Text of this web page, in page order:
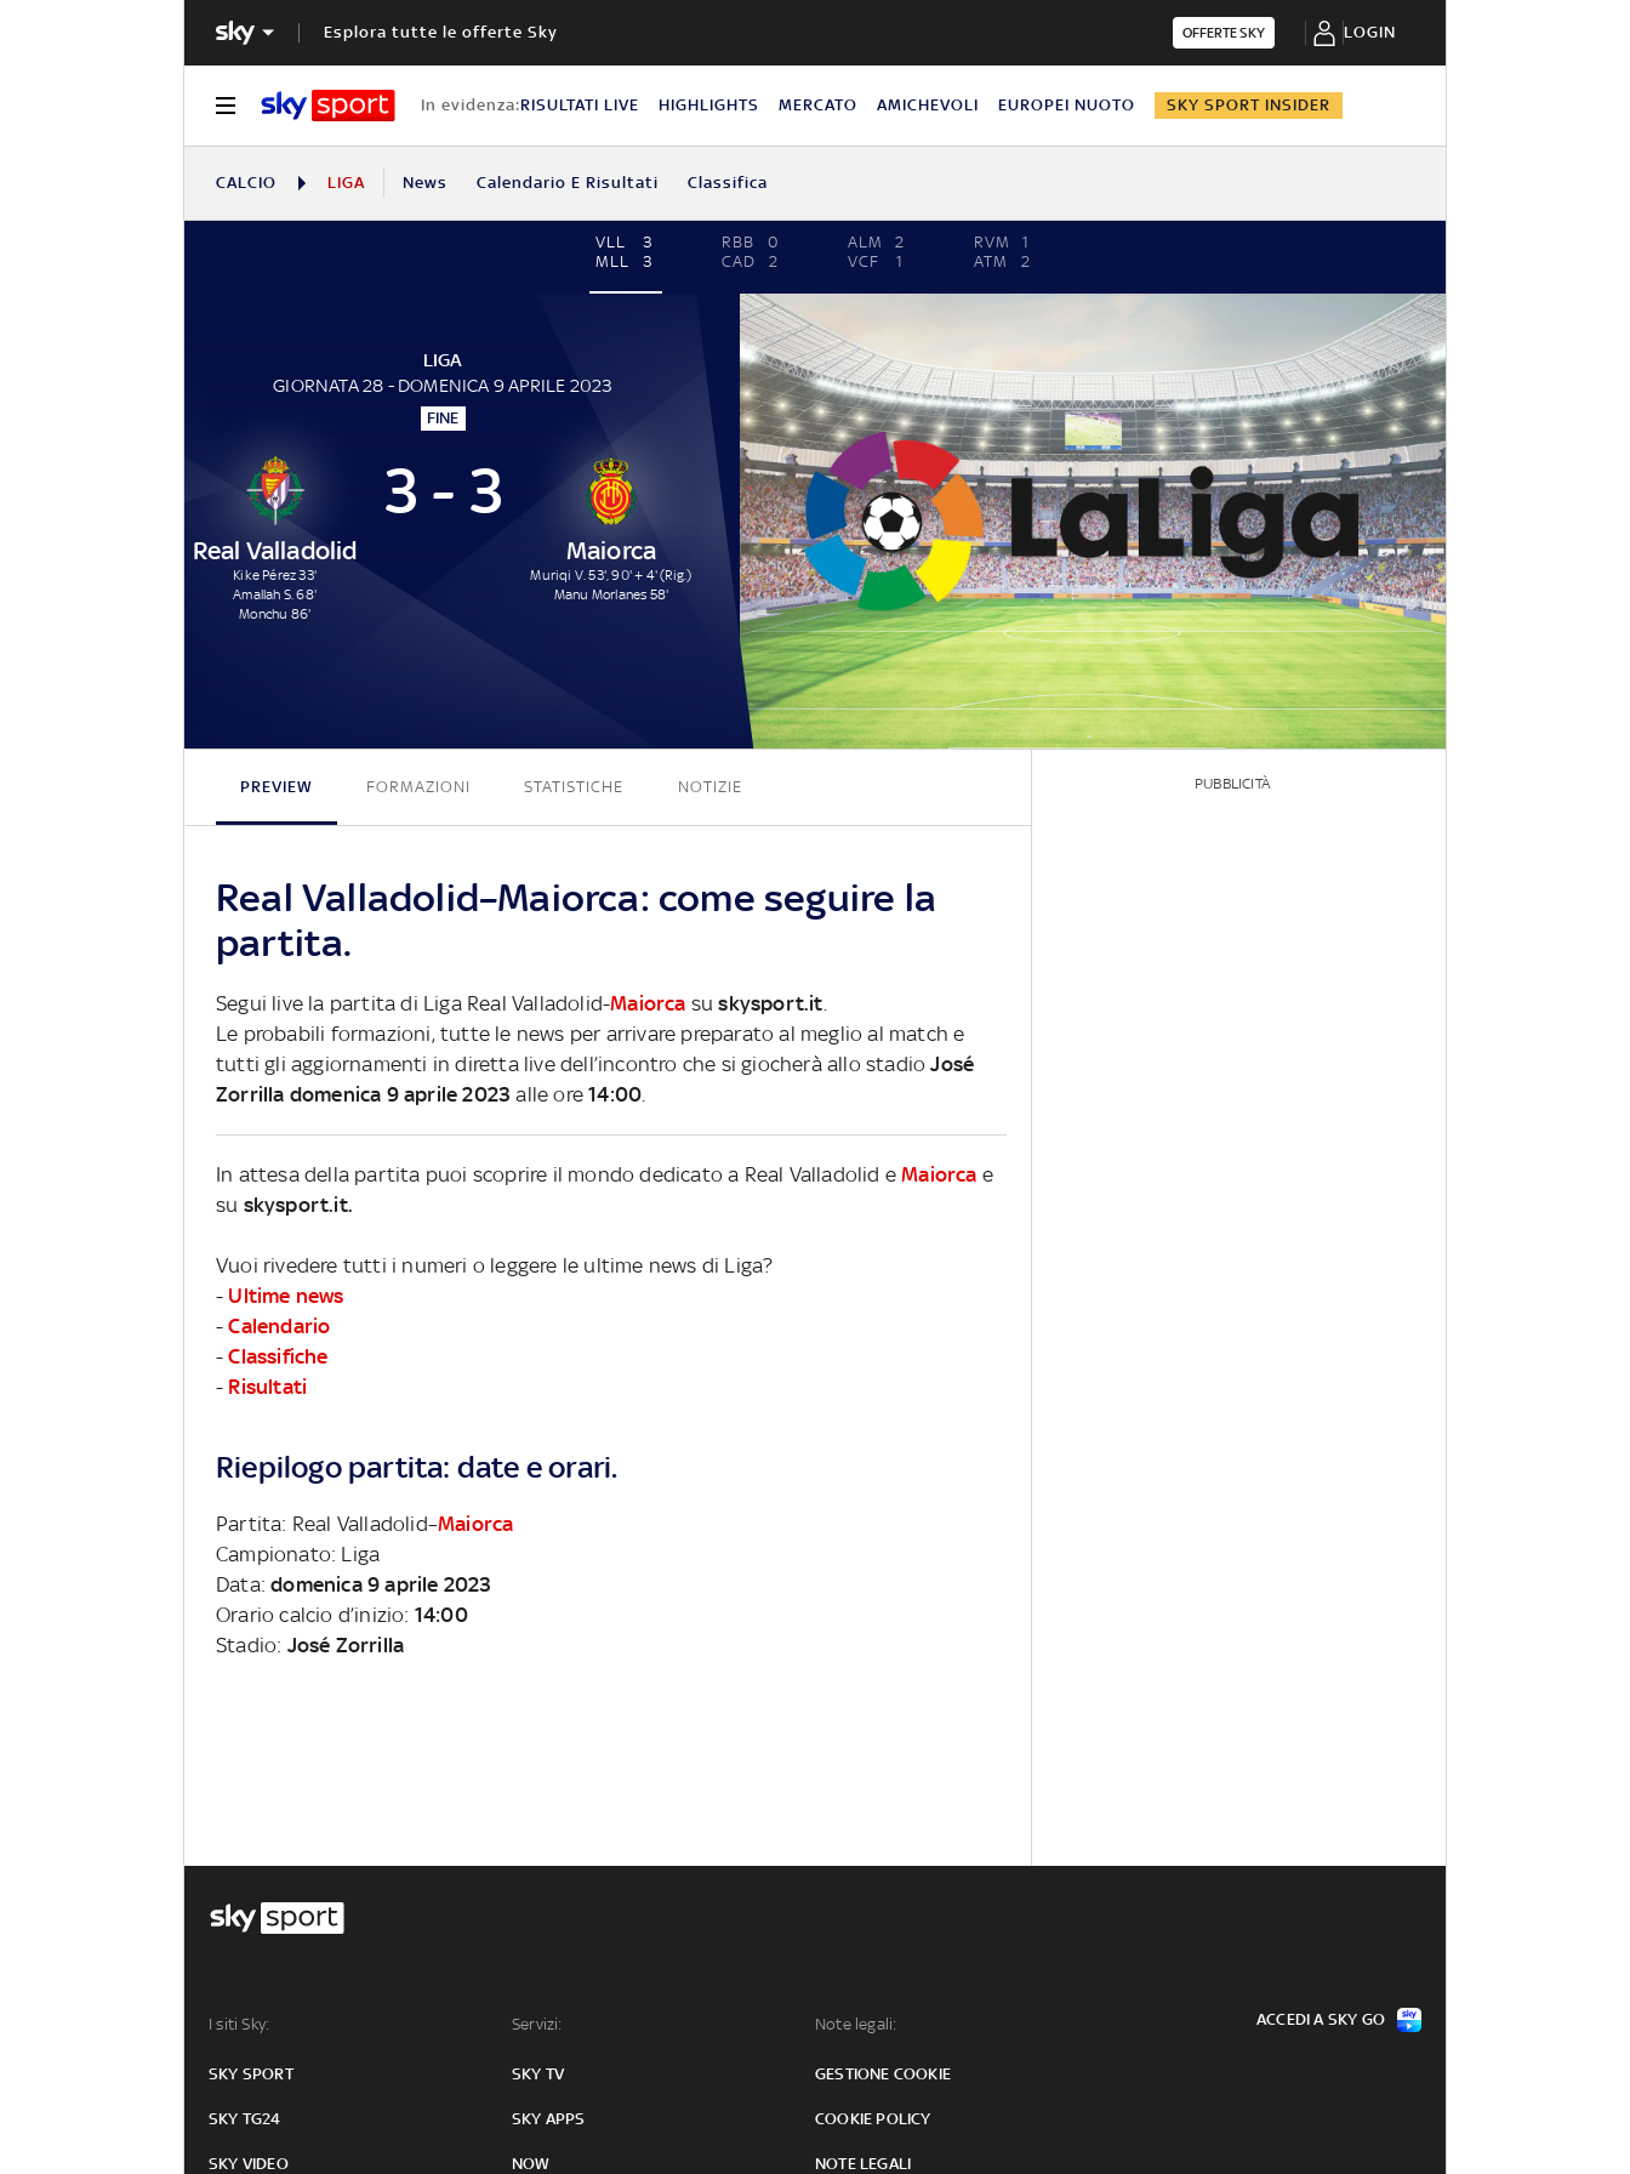
Esplora tutte le offerte Sky OFFERTE SKY LOGIN
In evidenza:RISULTATI LIVE HIGHLIGHTS MERCATO AMICHEVOLI EUROPEI NUOTO SKY SPORT INSIDER
CALCIO LIGA News Calendario E Risultati Classifica
VLL
3
MLL
3
RBB
0
CAD
2
ALM
2
VCF
1
RVM
1
ATM
2
LIGA
GIORNATA 28 - DOMENICA 9 APRILE 2023
FINE
Real Valladolid
Kike Pérez 33'
Amallah S. 68'
Monchu 86'
3 - 3
Maiorca
Muriqi V. 53', 90' + 4' (Rig.)
Manu Morlanes 58'
3 - 3
PREVIEW FORMAZIONI STATISTICHE NOTIZIE
Real Valladolid–Maiorca: come seguire la
partita.
Segui live la partita di Liga Real Valladolid-Maiorca suskysport.it
Le probabili formazioni, tutte le news per arrivare preparato al meglio al match e
tutti gli aggiornamenti in diretta live dell’incontro che si giocherà allo stadioJosé
Zorrilla domenica 9 aprile 2023 alle ore14:00
In attesa della partita puoi scoprire il mondo dedicato a Real Valladolid eMaiorca e
su skysport.it.
Vuoi rivedere tutti i numeri o leggere le ultime news di Liga?
- Ultime news
-Calendario
-Classifiche
- Risultati
Riepilogo partita: date e orari.
Partita: Real Valladolid–Maiorca
Campionato: Liga
Data:domenica 9 aprile 2023
Orario calcio d’inizio: 14:00
Stadio: José Zorrilla
PUBBLICITÀ
I siti Sky:
SKY SPORT
SKY TG24
SKY VIDEO
Servizi:
SKY TV
SKY APPS
NOW
Note legali:
GESTIONE COOKIE
COOKIE POLICY
NOTE LEGALI
ACCEDI A SKY GO